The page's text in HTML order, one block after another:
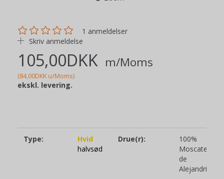
1 anmeldelser
Skriv anmeldelse
105,00DKK m/Moms
(84,00DKK u/Moms)
ekskl. levering.
Type:
Hvid
halvsød
Drue(r):
100%
Moscatel
de
Alejandría